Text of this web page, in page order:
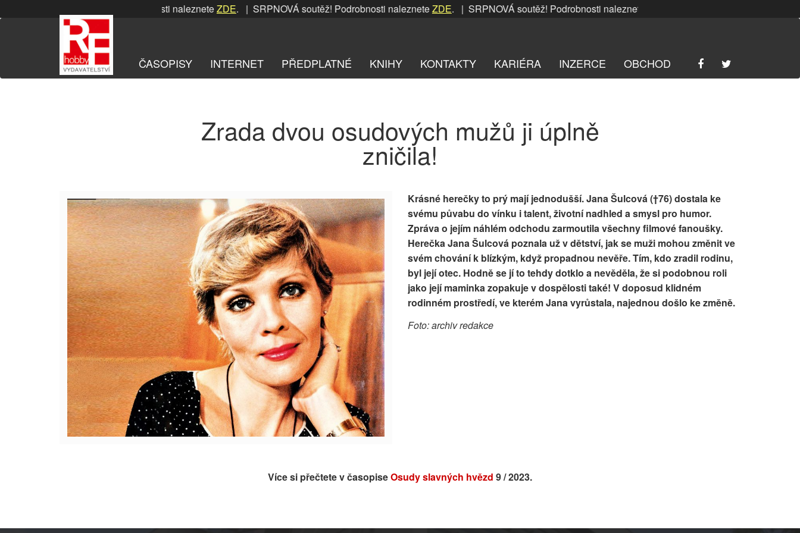
na
SRPNOVÁ soutěž! Podrobnosti nalezneteZDE. | SRPNOVÁ soutěž! Podrobnosti nalezneteZDE. | SRPNOVÁ soutěž! Podrobnosti nalezneteZDE
ČASOPISY INTERNET PŘEDPLATNÉ KNIHY KONTAKTY KARIÉRA INZERCE OBCHOD
Zrada dvou osudových mužů ji úplně
zničila!
Krásné herečky to prý mají jednodušší. Jana Šulcová (†76) dostala ke
svému půvabu do vínku i talent, životní nadhled a smysl pro humor.
Zpráva o jejím náhlém odchodu zarmoutila všechny filmové fanoušky.
Herečka Jana Šulcová poznala už v dětství, jak se muži mohou změnit ve
svém chování k blízkým, když propadnou nevěře. Tím, kdo zradil rodinu,
byl její otec. Hodně se jí to tehdy dotklo a nevěděla, že si podobnou roli
jako její maminka zopakuje v dospělosti také! V doposud klidném
rodinném prostředí, ve kterém Jana vyrůstala, najednou došlo ke změně.
Foto: archiv redakce
Více si přečtete v časopiseOsudy slavných hvězd 9 / 2023.